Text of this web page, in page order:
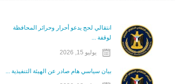
انتقالي لحج يدعو أحرار وحرائر المحافظة
لوقفة ...
يوليو 15, 2026
بيان سياسي هام صادر عن الهيئة التنفيذية ...